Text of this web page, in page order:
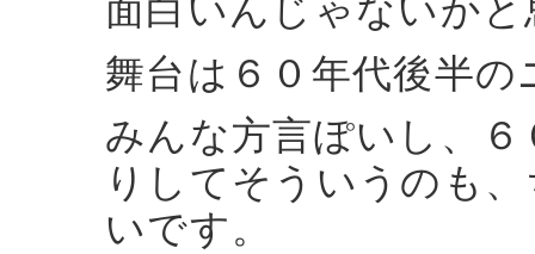
舞台は６０年代後半
みんな方言ぽいし、
りしてそういうのも
いです。